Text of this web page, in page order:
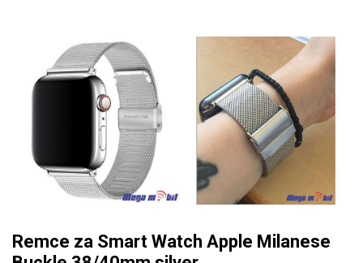
Remce za Smart Watch Apple Milanese